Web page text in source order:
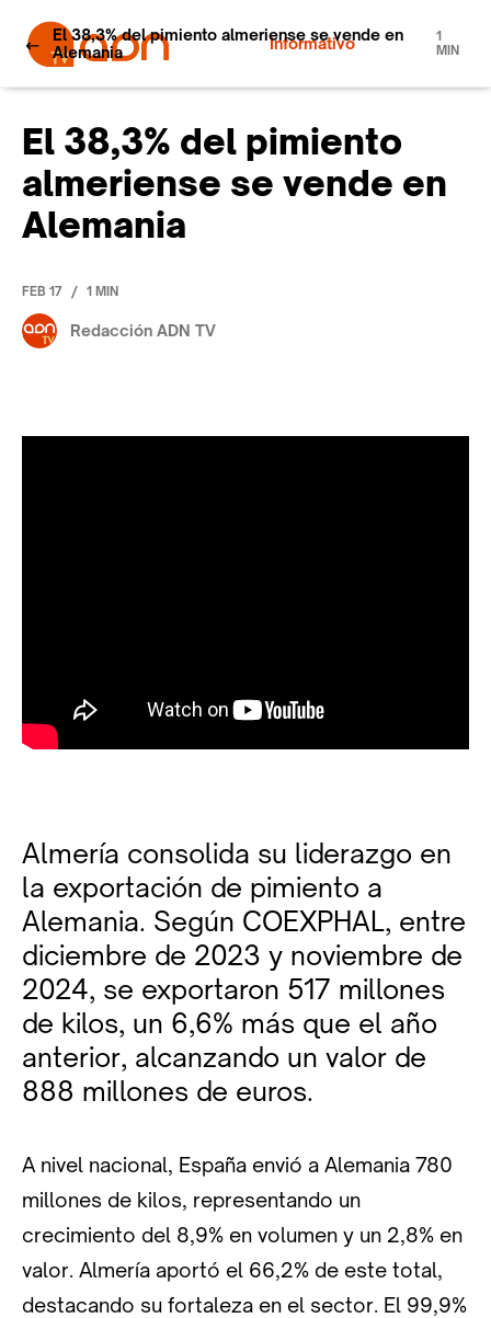
Informativo
El 38,3% del pimiento almeriense se vende en
Alemania
1
MIN
El 38,3% del pimiento
almeriense se vende en
Alemania
FEB 17 / 1 MIN
Redacción ADN TV
Almería consolida su liderazgo en
la exportación de pimiento a
Alemania. Según COEXPHAL, entre
diciembre de 2023 y noviembre de
2024, se exportaron 517 millones
de kilos, un 6,6% más que el año
anterior, alcanzando un valor de
888 millones de euros.
A nivel nacional, España envió a Alemania 780
millones de kilos, representando un
crecimiento del 8,9% en volumen y un 2,8% en
valor. Almería aportó el 66,2% de este total,
destacando su fortaleza en el sector. El 99,9%